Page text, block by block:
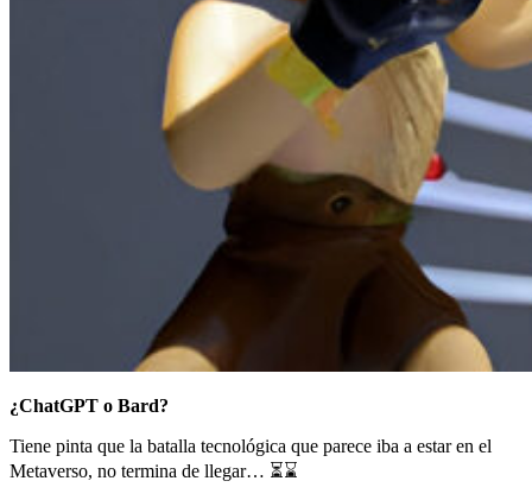
¿ChatGPT o Bard?
Tiene pinta que la batalla tecnológica que parece iba a estar en el
Metaverso, no termina de llegar… ⏳⌛